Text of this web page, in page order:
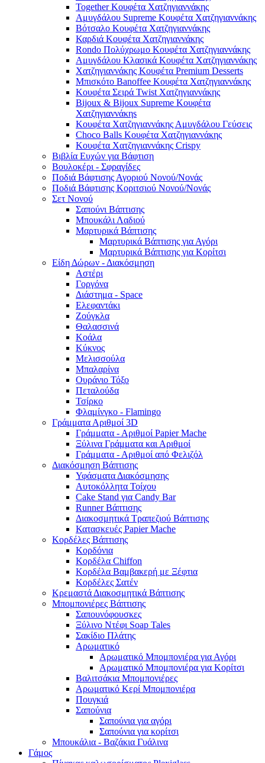
Together Κουφέτα Χατζηγιαννάκης
Αμυγδάλου Supreme Κουφέτα Χατζηγιαννάκης
Βότσαλο Κουφέτα Χατζηγιαννάκης
Καρδιά Κουφέτα Χατζηγιαννάκης
Rondo Πολύχρωμο Κουφέτα Χατζηγιαννάκης
Αμυγδάλου Κλασικά Κουφέτα Χατζηγιαννάκης
Χατζηγιαννάκης Κουφέτα Premium Desserts
Μπισκότο Banoffee Κουφέτα Χατζηγιαννάκης
Κουφέτα Σειρά Twist Χατζηγιαννάκης
Bijoux & Bijoux Supreme Κουφέτα
Χατζηγιαννάκηs
Κουφέτα Χατζηγιαννάκης Αμυγδάλου Γεύσεις
Choco Balls Κουφέτα Χατζηγιαννάκης
Κουφέτα Χατζηγιαννάκης Crispy
Βιβλία Ευχών για Βάφτιση
Βουλοκέρι - Σφραγίδες
Ποδιά Βάφτισης Αγοριού Νονού/Νονάς
Ποδιά Βάφτισης Κοριτσιού Νονού/Νονάς
Σετ Νονού
Σαπούνι Βάπτισης
Μπουκάλι Λαδιού
Μαρτυρικά Βάπτισης
Μαρτυρικά Βάπτισης για Αγόρι
Μαρτυρικά Βάπτισης για Κορίτσι
Είδη Δώρων - Διακόσμηση
Αστέρι
Γοργόνα
Διάστημα - Space
Ελεφαντάκι
Ζούγκλα
Θαλασσινά
Κοάλα
Κύκνος
Μελισσούλα
Μπαλαρίνα
Ουράνιο Τόξο
Πεταλούδα
Τσίρκο
Φλαμίνγκο - Flamingo
Γράμματα Αριθμοί 3D
Γράμματα - Αριθμοί Papier Mache
Ξύλινα Γράμματα και Αριθμοί
Γράμματα - Αριθμοί από Φελιζόλ
Διακόσμηση Βάπτισης
Υφάσματα Διακόσμησης
Αυτοκόλλητα Τοίχου
Cake Stand για Candy Bar
Runner Βάπτισης
Διακοσμητικά Τραπεζιού Βάπτισης
Κατασκευές Papier Mache
Κορδέλες Βάπτισης
Κορδόνια
Κορδέλα Chiffon
Κορδέλα Βαμβακερή με Ξέφτια
Κορδέλες Σατέν
Κρεμαστά Διακοσμητικά Βάπτισης
Μπομπονιέρες Βάπτισης
Σαπουνόφουσκες
Ξύλινο Ντέφι Soap Tales
Σακίδιο Πλάτης
Αρωματικό
Αρωματικό Μπομπονιέρα για Αγόρι
Αρωματικό Μπομπονιέρα για Κορίτσι
Βαλιτσάκια Μπομπονιέρες
Αρωματικό Κερί Μπομπονιέρα
Πουγκιά
Σαπούνια
Σαπούνια για αγόρι
Σαπούνια για κορίτσι
Μπουκάλια - Βαζάκια Γυάλινα
Γάμος